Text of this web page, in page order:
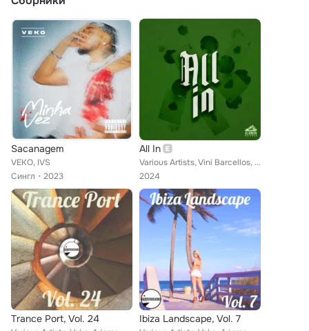
Sacanagem
VEKO, IVS
Сингл
2023
All In
Various Artists, Vini Barcellos, Seman, Trulin, Lucas Fig, Beloko, Veko
2024
Trance Port, Vol. 24 Ibiza Landscape, Vol. 7